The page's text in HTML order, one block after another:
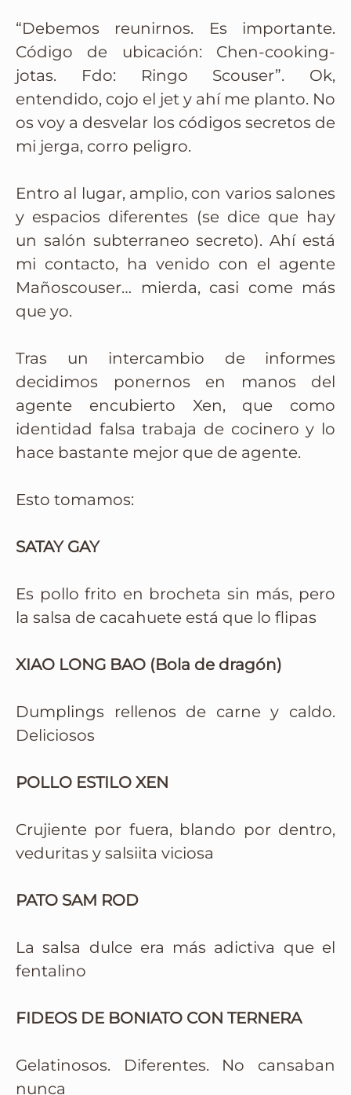
“Debemos reunirnos. Es importante.
Código de ubicación: Chen-cooking-
jotas. Fdo: Ringo Scouser”. Ok,
entendido, cojo el jet y ahí me planto. No
os voy a desvelar los códigos secretos de
mi jerga, corro peligro.
Entro al lugar, amplio, con varios salones
y espacios diferentes (se dice que hay
un salón subterraneo secreto). Ahí está
mi contacto, ha venido con el agente
Mañoscouser… mierda, casi come más
que yo.
Tras un intercambio de informes
decidimos ponernos en manos del
agente encubierto Xen, que como
identidad falsa trabaja de cocinero y lo
hace bastante mejor que de agente.
Esto tomamos:
SATAY GAY
Es pollo frito en brocheta sin más, pero
la salsa de cacahuete está que lo flipas
XIAO LONG BAO (Bola de dragón)
Dumplings rellenos de carne y caldo.
Deliciosos
POLLO ESTILO XEN
Crujiente por fuera, blando por dentro,
veduritas y salsiita viciosa
PATO SAM ROD
La salsa dulce era más adictiva que el
fentalino
FIDEOS DE BONIATO CON TERNERA
Gelatinosos. Diferentes. No cansaban
nunca